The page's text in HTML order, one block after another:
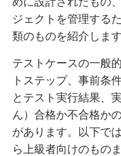
ジェクトを管理する
類のものを紹介します
テストケースの一般
トステップ、事前条
とテスト実行結果、
ん）合格か不合格か
があります。以下で
ら上級者向けのもの